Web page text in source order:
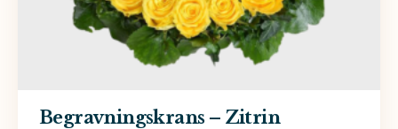
Begravningskrans – Zitrin